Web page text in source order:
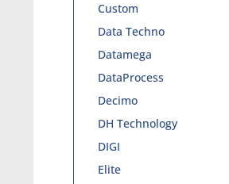
Custom
Data Techno
Datamega
DataProcess
Decimo
DH Technology
DIGI
Elite